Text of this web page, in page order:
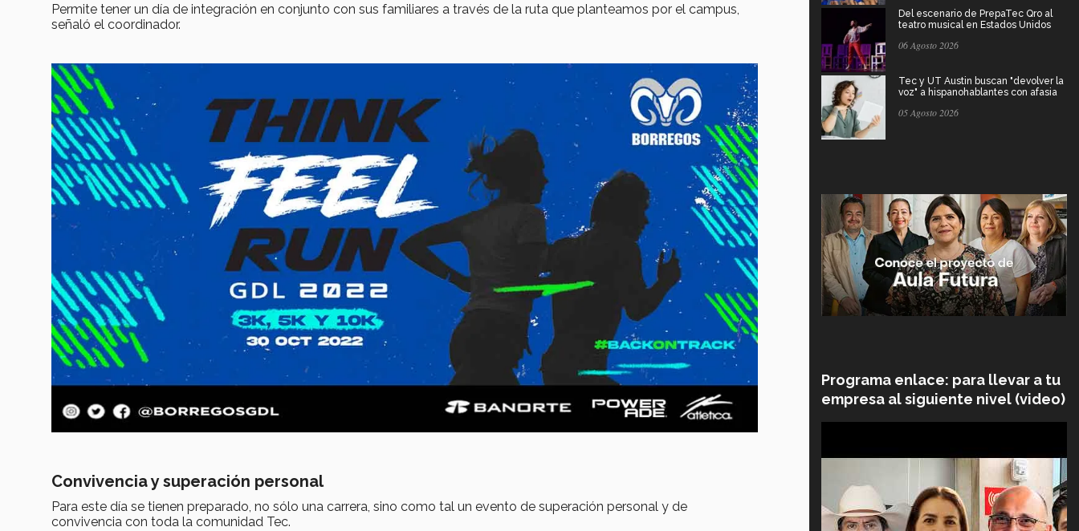
Permite tener un día de integración en conjunto con sus familiares a través de la ruta que planteamos por el campus,
señaló el coordinador.
Convivencia y superación personal
Para este día se tienen preparado, no sólo una carrera, sino como tal un evento de superación personal y de
convivencia con toda la comunidad Tec.
Del escenario de PrepaTec Qro al
teatro musical en Estados Unidos
06 Agosto 2026
Tec y UT Austin buscan "devolver la
voz" a hispanohablantes con afasia
05 Agosto 2026
Programa enlace: para llevar a tu
empresa al siguiente nivel (video)